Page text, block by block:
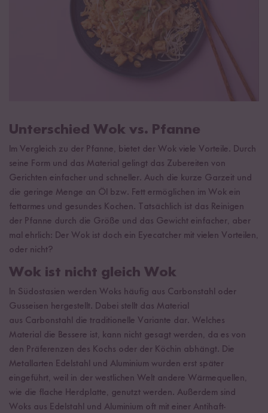
Unterschied Wok vs. Pfanne
Im Vergleich zu der Pfanne, bietet der Wok viele Vorteile. Durch
seine Form und das Material gelingt das Zubereiten von
Gerichten einfacher und schneller. Auch die kurze Garzeit und
die geringe Menge an Öl bzw. Fett ermöglichen im Wok ein
fettarmes und gesundes Kochen. Tatsächlich ist das Reinigen
der Pfanne durch die Größe und das Gewicht einfacher, aber
mal ehrlich: Der Wok ist doch ein Eyecatcher mit vielen Vorteilen,
oder nicht?
Wok ist nicht gleich Wok
In Südostasien werden Woks häufig aus Carbonstahl oder
Gusseisen hergestellt. Dabei stellt das Material
aus Carbonstahl die traditionelle Variante dar. Welches
Material die Bessere ist, kann nicht gesagt werden, da es von
den Präferenzen des Kochs oder der Köchin abhängt. Die
Metallarten Edelstahl und Aluminium wurden erst später
eingeführt, weil in der westlichen Welt andere Wärmequellen,
wie die flache Herdplatte, genutzt werden. Außerdem sind
Woks aus Edelstahl und Aluminium oft mit einer Antihaft-